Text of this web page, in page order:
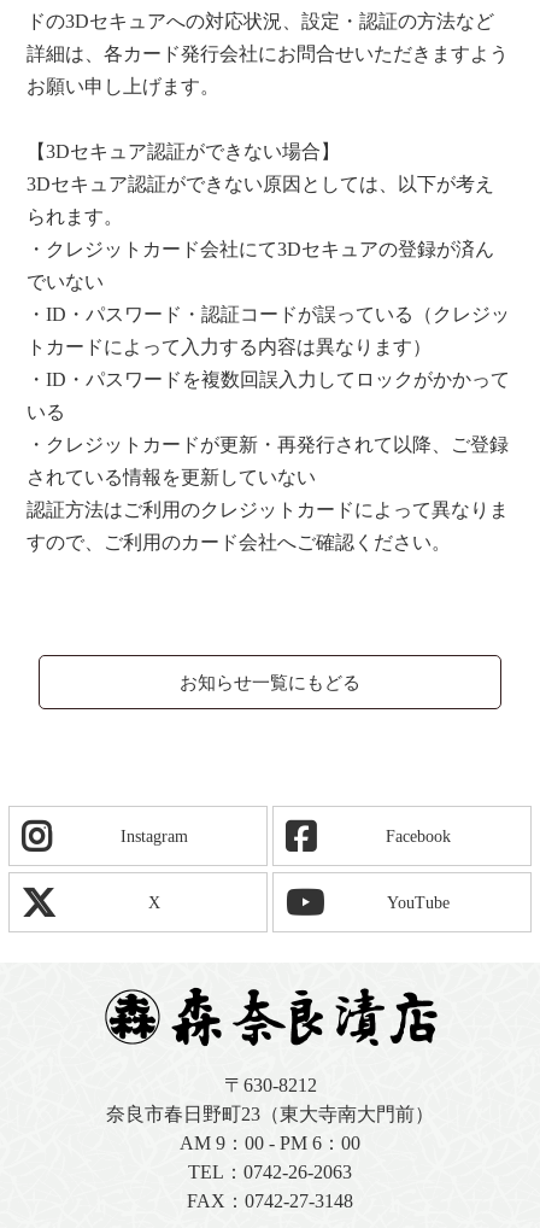
ドの3Dセキュアへの対応状況、設定・認証の方法など
詳細は、各カード発行会社にお問合せいただきますよう
お願い申し上げます。
【3Dセキュア認証ができない場合】
3Dセキュア認証ができない原因としては、以下が考え
られます。
・クレジットカード会社にて3Dセキュアの登録が済ん
でいない
・ID・パスワード・認証コードが誤っている（クレジッ
トカードによって入力する内容は異なります）
・ID・パスワードを複数回誤入力してロックがかかって
いる
・クレジットカードが更新・再発行されて以降、ご登録
されている情報を更新していない
認証方法はご利用のクレジットカードによって異なりま
すので、ご利用のカード会社へご確認ください。
お知らせ一覧にもどる
Instagram Facebook
X YouTube
〒630-8212
奈良市春日野町23（東大寺南大門前）
AM 9：00 - PM 6：00
TEL： 0742-26-2063
FAX：0742-27-3148